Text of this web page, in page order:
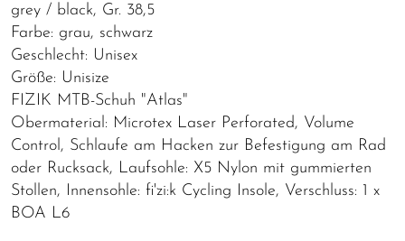
grey / black, Gr. 38,5
Farbe: grau, schwarz
Geschlecht: Unisex
Größe: Unisize
FIZIK MTB-Schuh "Atlas"
Obermaterial: Microtex Laser Perforated, Volume
Control, Schlaufe am Hacken zur Befestigung am Rad
oder Rucksack, Laufsohle: X5 Nylon mit gummierten
Stollen, Innensohle: fi'zi:k Cycling Insole, Verschluss: 1 x
BOA L6